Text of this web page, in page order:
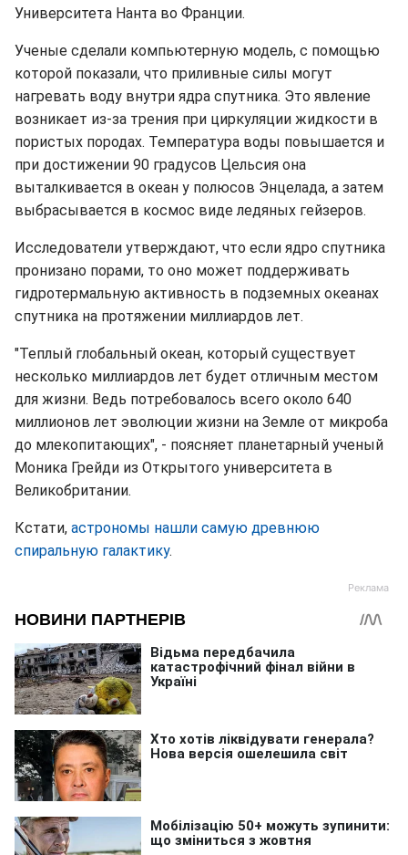
Университета Нанта во Франции.
Ученые сделали компьютерную модель, с помощью
которой показали, что приливные силы могут
нагревать воду внутри ядра спутника. Это явление
возникает из-за трения при циркуляции жидкости в
пористых породах. Температура воды повышается и
при достижении 90 градусов Цельсия она
выталкивается в океан у полюсов Энцелада, а затем
выбрасывается в космос виде ледяных гейзеров.
Исследователи утверждают, что если ядро спутника
пронизано порами, то оно может поддерживать
гидротермальную активность в подземных океанах
спутника на протяжении миллиардов лет.
"Теплый глобальный океан, который существует
несколько миллиардов лет будет отличным местом
для жизни. Ведь потребовалось всего около 640
миллионов лет эволюции жизни на Земле от микроба
до млекопитающих", - поясняет планетарный ученый
Моника Грейди из Открытого университета в
Великобритании.
Кстати, астрономы нашли самую древнюю
спиральную галактику.